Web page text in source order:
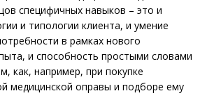
специфичных навыков – это и
и типологии клиента, и умение
в рамках нового
и способность простыми словами
как, например, при покупке
медицинской оправы и подборе ему